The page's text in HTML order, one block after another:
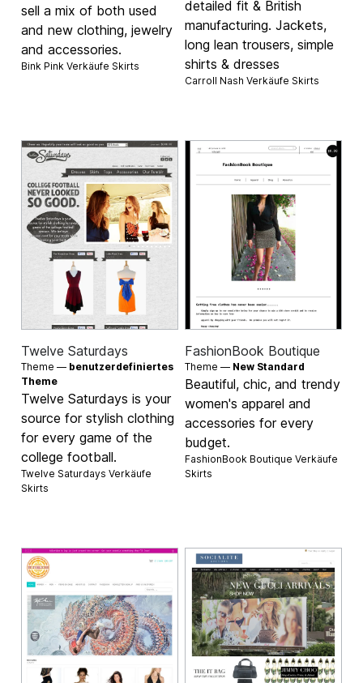
sell a mix of both used
and new clothing, jewelry
and accessories.
Bink Pink Verkäufe Skirts
detailed fit & British
manufacturing. Jackets,
long lean trousers, simple
shirts & dresses
Carroll Nash Verkäufe Skirts
Twelve Saturdays
Theme — benutzerdefiniertes
Theme
Twelve Saturdays is your
source for stylish clothing
for every game of the
college football.
Twelve Saturdays Verkäufe
Skirts
FashionBook Boutique
Theme — New Standard
Beautiful, chic, and trendy
women's apparel and
accessories for every
budget.
FashionBook Boutique Verkäufe
Skirts